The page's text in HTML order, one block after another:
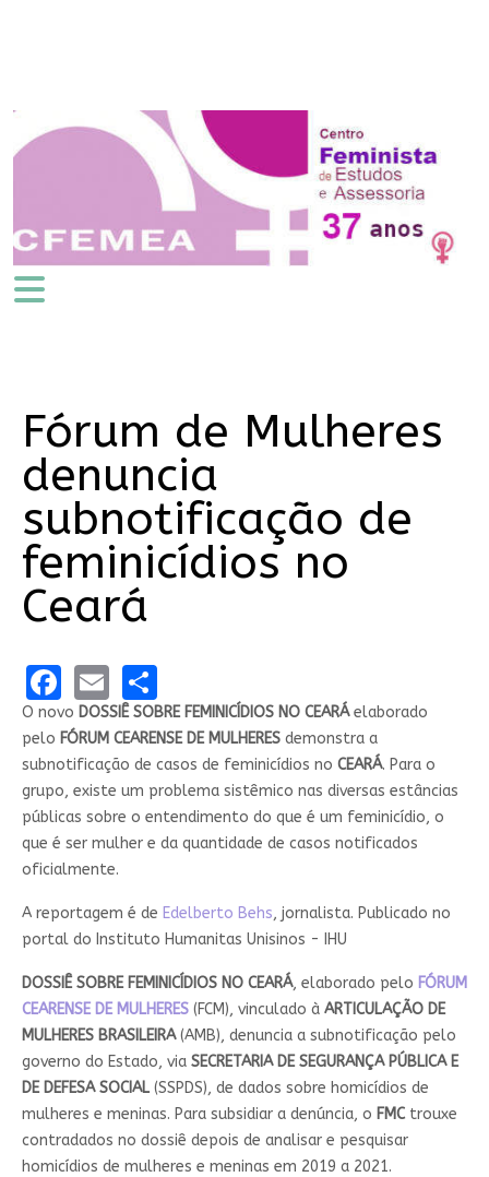
Fórum de Mulheres
denuncia
subnotificação de
feminicídios no
Ceará
Facebook
EmailShare
O novo DOSSIÊ SOBRE FEMINICÍDIOS NO CEARÁelaborado
pelo FÓRUM CEARENSE DE MULHERESdemonstra a
subnotificação de casos de feminicídios no CEARÁ. Para o
grupo, existe um problema sistêmico nas diversas estâncias
públicas sobre o entendimento do que é um feminicídio, o
que é ser mulher e da quantidade de casos notificados
oficialmente.
A reportagem é de Edelberto Behs, jornalista. Publicado no
portal do Instituto Humanitas Unisinos - IHU
DOSSIÊ SOBRE FEMINICÍDIOS NO CEARÁ, elaborado pelo FÓRUM
CEARENSE DE MULHERES(FCM), vinculado à ARTICULAÇÃO DE
MULHERES BRASILEIRA(AMB), denuncia a subnotificação pelo
governo do Estado, viaSECRETARIA DE SEGURANÇA PÚBLICA E
DE DEFESA SOCIAL(SSPDS), de dados sobre homicídios de
mulheres e meninas. Para subsidiar a denúncia, o FMCtrouxe
contradados no dossiê depois de analisar e pesquisar
homicídios de mulheres e meninas em 2019 a 2021.